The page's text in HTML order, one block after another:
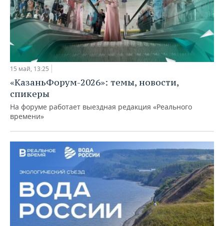
15 май, 13:25
«КазаньФорум-2026»: темы, новости,
спикеры
На форуме работает выездная редакция «Реального
времени»